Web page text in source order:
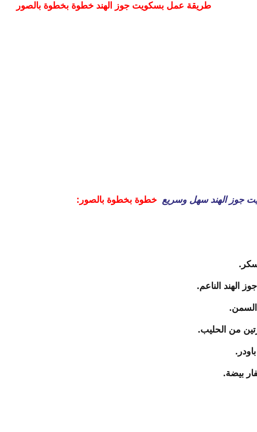
طريقة عمل بسكويت جوز الهند خطوة بخطوة بالصور
جوز الهند سهل وسريع خطوة بخطوة بالصور:
الهند الناعم.
من الحليب.